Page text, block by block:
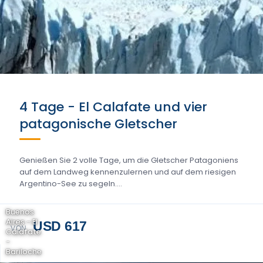
4 Tage - El Calafate und vier
patagonische Gletscher
Genießen Sie 2 volle Tage, um die Gletscher Patagoniens
auf dem Landweg kennenzulernen und auf dem riesigen
Argentino-See zu segeln....
VON USD 617
Buenos
Aires - El
Calafate
-
Bariloche